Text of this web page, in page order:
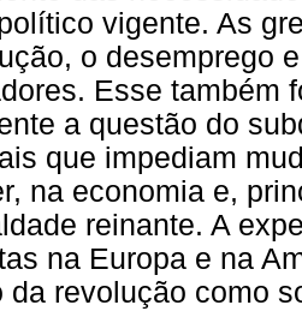
vigente. As
o desemprego
Esse também
a questão do
que impediam
na economia e,
reinante. A
na Europa e na
da revolução como